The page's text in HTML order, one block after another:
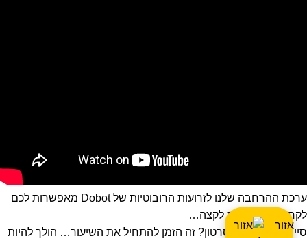
אזור
ערכת ההרחבה שלנו לזרועות הרובוטיות של Dobot מאפשרות לכם
לקחת את היכולות לקצה…
סיימתם לצפות בסרטון? זה הזמן להתחיל את השיעור… הולך להיות